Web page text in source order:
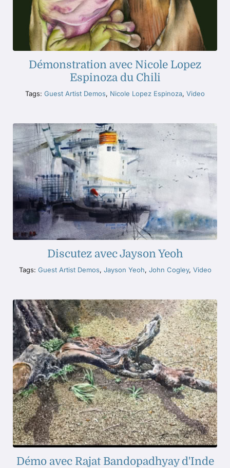
Démonstration avec Nicole Lopez
Espinoza du Chili
Tags: Guest Artist Demos, Nicole Lopez Espinoza, Video
Discutez avec Jayson Yeoh
Tags: Guest Artist Demos, Jayson Yeoh, John Cogley, Video
Démo avec Rajat Bandopadhyay d'Inde